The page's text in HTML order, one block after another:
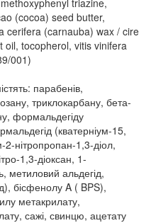
triazine,
(cocoa) seed butter,
cerifera (carnauba) wax / cire
oil, tocopherol, vitis vinifera
001)
парабенів,
триклокарбану, бета-
формальдегіду
(кватерніум-15,
2-нітропропан-1,3-діол,
1,3-діоксан, 1-
метиловий альдегід,
бісфенолу A ( BPS),
метакрилату,
сажі, свинцю, ацетату